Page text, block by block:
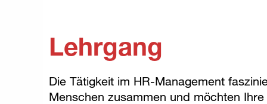
Lehrgang
Die Tätigkeit im HR-Management
Menschen zusammen und möchten